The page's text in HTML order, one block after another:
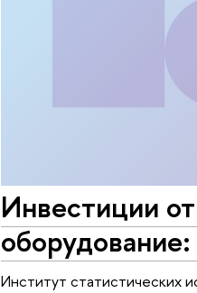
Инвестиции
Институт статистических